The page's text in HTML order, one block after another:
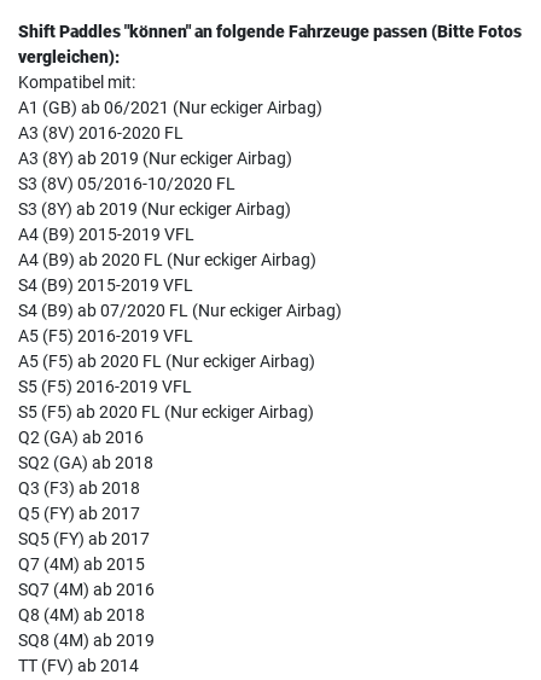
Shift Paddles "können" an folgende Fahrzeuge passen (Bitte Fotos
vergleichen):
Kompatibel mit:
A1 (GB) ab 06/2021 (Nur eckiger Airbag)
A3 (8V) 2016-2020 FL
A3 (8Y) ab 2019 (Nur eckiger Airbag)
S3 (8V) 05/2016-10/2020 FL
S3 (8Y) ab 2019 (Nur eckiger Airbag)
A4 (B9) 2015-2019 VFL
A4 (B9) ab 2020 FL (Nur eckiger Airbag)
S4 (B9) 2015-2019 VFL
S4 (B9) ab 07/2020 FL (Nur eckiger Airbag)
A5 (F5) 2016-2019 VFL
A5 (F5) ab 2020 FL (Nur eckiger Airbag)
S5 (F5) 2016-2019 VFL
S5 (F5) ab 2020 FL (Nur eckiger Airbag)
Q2 (GA) ab 2016
SQ2 (GA) ab 2018
Q3 (F3) ab 2018
Q5 (FY) ab 2017
SQ5 (FY) ab 2017
Q7 (4M) ab 2015
SQ7 (4M) ab 2016
Q8 (4M) ab 2018
SQ8 (4M) ab 2019
TT (FV) ab 2014